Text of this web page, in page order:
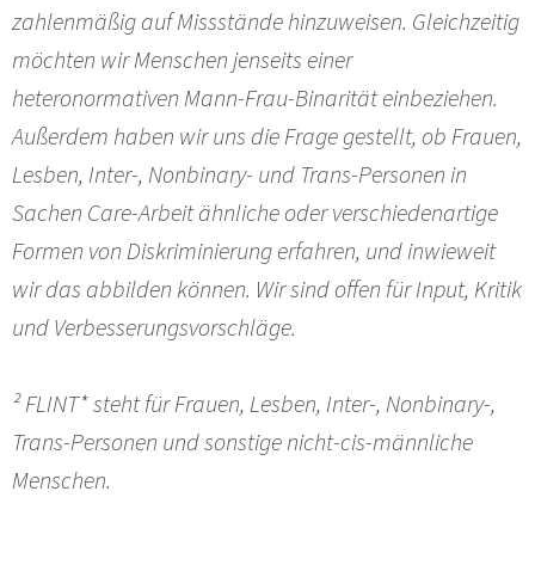
zahlenmäßig auf Missstände hinzuweisen. Gleichzeitig
möchten wir Menschen jenseits einer
heteronormativen Mann-Frau-Binarität einbeziehen.
Außerdem haben wir uns die Frage gestellt, ob Frauen,
Lesben, Inter-, Nonbinary- und Trans-Personen in
Sachen Care-Arbeit ähnliche oder verschiedenartige
Formen von Diskriminierung erfahren, und inwieweit
wir das abbilden können. Wir sind offen für Input, Kritik
und Verbesserungsvorschläge.
²FLINT* steht für Frauen, Lesben, Inter-, Nonbinary-,
Trans-Personen und sonstige nicht-cis-männliche
Menschen.